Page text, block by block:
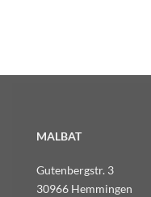
MALBAT
Gutenbergstr. 3
30966 Hemmingen